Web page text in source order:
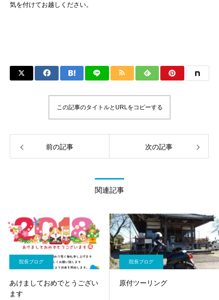
気を付けてお越しください。
この記事のタイトルとURLをコピーする
前の記事 次の記事
関連記事
院長ブログ
あけましておめでとうござい
ます
院長ブログ
原付ツーリング